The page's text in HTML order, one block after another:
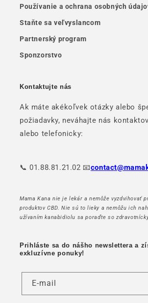
Používanie a ochrana osobných
Staňte sa veľvyslancom
Partnerský program
Sponzorstvo
Kontaktujte nás
Ak máte akékoľvek otázky alebo
požiadavky, neváhajte nás
alebo telefonicky:
📞 01.88.81.21.02 📧
Mama Kana nie je lekár a nemôže vyzdvihovať
produktov CBD. Nie sú to lieky a nemôžu ich
užívaním kanabidiolu sa poraďte so
Prihláste sa do nášho newslettera a
exkluzívne ponuky!
E-mail